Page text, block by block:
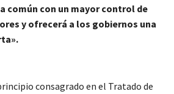
común con un mayor control de
y ofrecerá a los gobiernos una
consagrado en el Tratado de